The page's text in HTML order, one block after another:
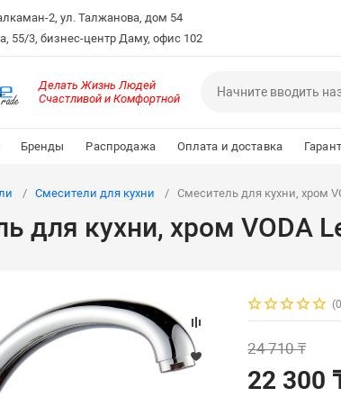
2, ул. Талжанова, дом 54
55/3, бизнес-центр Даму, офис 102
Делать Жизнь Людей
Счастливой и Комфортной
Бренды Распродажа Оплата и доставка
Смесители для кухни Смеситель для кухни, хром
для кухни, хром VODA
24 710 ₸
22 300